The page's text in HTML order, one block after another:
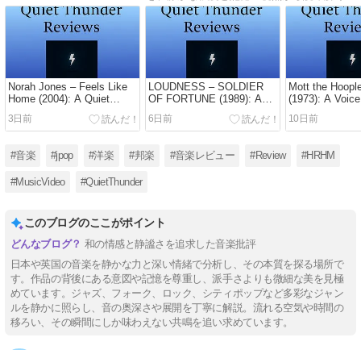
Norah Jones – Feels Like
Home (2004): A Quiet
Landscape of Summer
Light and Shadow
3日前
LOUDNESS – SOLDIER
OF FORTUNE (1989): A
Quiet Tension at the Edge
of Change
6日前
Mott the
(1973): A
Between
Resolve
10日前
#音楽 #jpop #洋楽 #邦楽 #音楽レビュー #Review #HRHM
#MusicVideo #QuietThunder
このブログのここがポイント
和の情感と静謐さを追求した音楽批評
日本や英国の音楽を静かな力と深い情緒で分析し、その本質を探る場所で
す。作品の背後にある意図や記憶を尊重し、派手さよりも微細な美を見極
めています。ジャズ、フォーク、ロック、シティポップなど多彩なジャン
ルを静かに照らし、音の奥深さや展開を丁寧に解説。流れる空気や時間の
移ろい、その瞬間にしか味わえない共鳴を追い求めています。